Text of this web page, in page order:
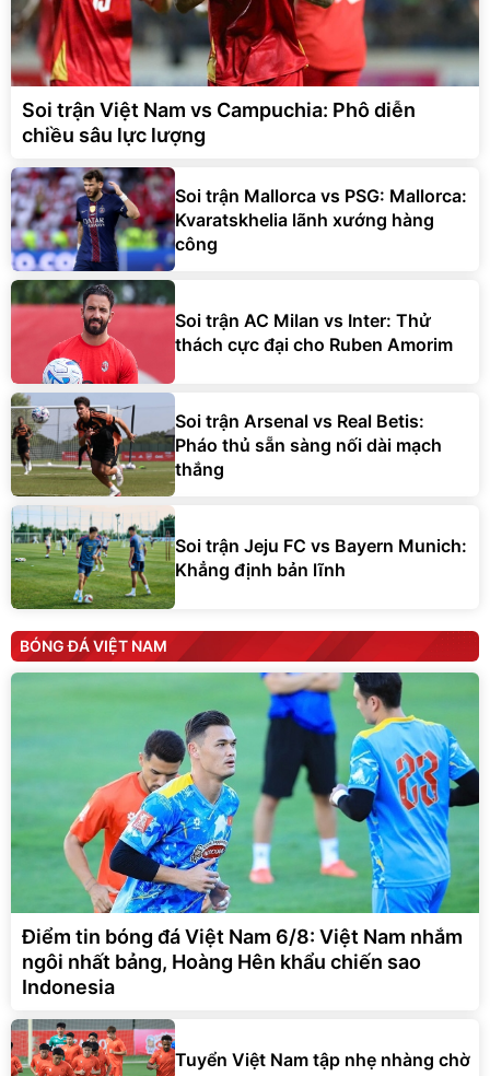
Soi trận Việt Nam vs Campuchia: Phô diễn
chiều sâu lực lượng
Soi trận Mallorca vs PSG: Mallorca:
Kvaratskhelia lãnh xướng hàng
công
Soi trận AC Milan vs Inter: Thử
thách cực đại cho Ruben Amorim
Soi trận Arsenal vs Real Betis:
Pháo thủ sẵn sàng nối dài mạch
thắng
Soi trận Jeju FC vs Bayern Munich:
Khẳng định bản lĩnh
BÓNG ĐÁ VIỆT NAM
Điểm tin bóng đá Việt Nam 6/8: Việt Nam nhắm
ngôi nhất bảng, Hoàng Hên khẩu chiến sao
Indonesia
Tuyển Việt Nam tập nhẹ nhàng chờ